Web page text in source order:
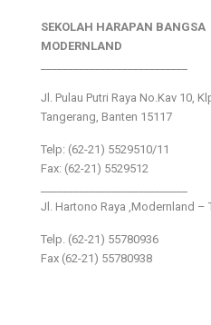
SEKOLAH HARAPAN BANGSA
MODERNLAND
Jl. Pulau Putri Raya No.Kav 10,
Tangerang, Banten 15117
Telp: (62-21) 5529510/11
Fax: (62-21) 5529512
Jl. Hartono Raya ,Modernland –
Telp. (62-21) 55780936
Fax (62-21) 55780938